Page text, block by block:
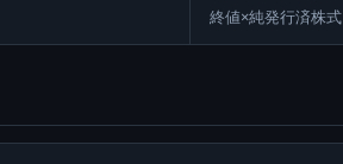
終値×純発行済株式